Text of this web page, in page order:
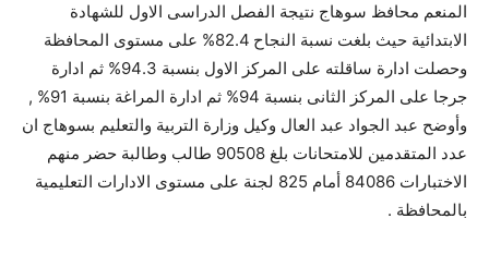
المنعم محافظ سوهاج نتيجة الفصل الدراسى الاول للشهادة
الابتدائية حيث بلغت نسبة النجاح 82.4% على مستوى المحافظة
وحصلت ادارة ساقلته على المركز الاول بنسبة 94.3% ثم ادارة
جرجا على المركز الثانى بنسبة 94% ثم ادارة المراغة بنسبة 91% ,
وأوضح عبد الجواد عبد العال وكيل وزارة التربية والتعليم بسوهاج ان
عدد المتقدمين للامتحانات بلغ 90508 طالب وطالبة حضر منهم
الاختبارات 84086 أمام 825 لجنة على مستوى الادارات التعليمية
بالمحافظة .